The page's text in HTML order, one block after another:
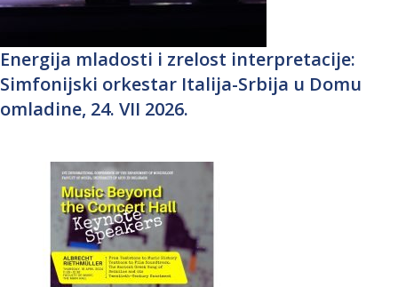
Energija mladosti i zrelost interpretacije:
Simfonijski orkestar Italija-Srbija u Domu
omladine, 24. VII 2026.